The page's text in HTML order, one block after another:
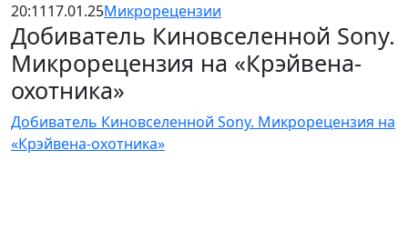
20:1117.01.25Микрорецензии
Добиватель Киновселенной Sony.
Микрорецензия на «Крэйвена-
охотника»
Добиватель Киновселенной Sony. Микрорецензия на
«Крэйвена-охотника»